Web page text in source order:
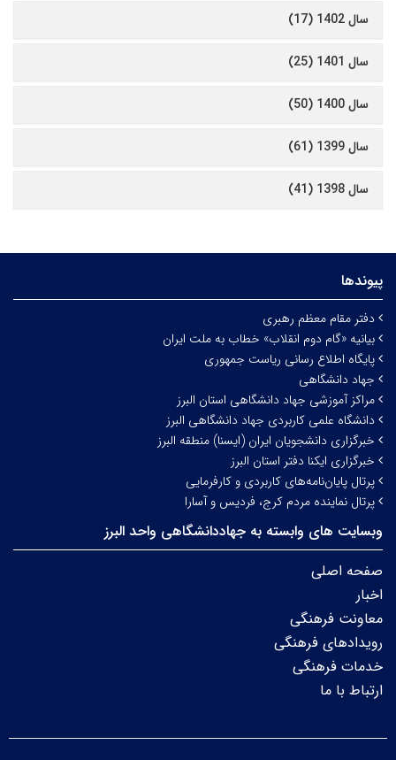
سال 1402 (17)
سال 1401 (25)
سال 1400 (50)
سال 1399 (61)
سال 1398 (41)
پیوندها
دفتر مقام معظم رهبری
بیانیه «گام دوم انقلاب» خطاب به ملت ایران
پایگاه اطلاع رسانی ریاست جمهوری
جهاد دانشگاهی
مراکز آموزشی جهاد دانشگاهی استان البرز
دانشگاه علمی کاربردی جهاد دانشگاهی البرز
خبرگزاری دانشجویان ایران (ایسنا) منطقه البرز
خبرگزاری ایکنا دفتر استان البرز
پرتال پایان‌نامه‌های کاربردی و کارفرمایی
پرتال نماینده مردم کرج، فردیس و آسارا
وبسایت های وابسته به جهاددانشگاهی واحد البرز
صفحه اصلی
اخبار
معاونت فرهنگی
رویدادهای فرهنگی
خدمات فرهنگی
ارتباط با ما